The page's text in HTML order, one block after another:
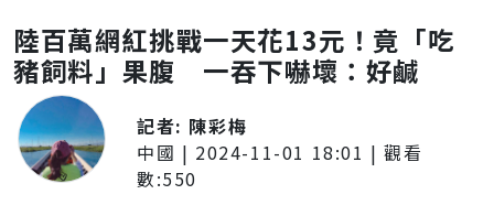
陸百萬網紅挑戰一天花13元！竟「吃
豬飼料」果腹 一吞下嚇壞：好鹹
記者: 陳彩梅
中國 | 2024-11-01 18:01 | 觀看
數:550